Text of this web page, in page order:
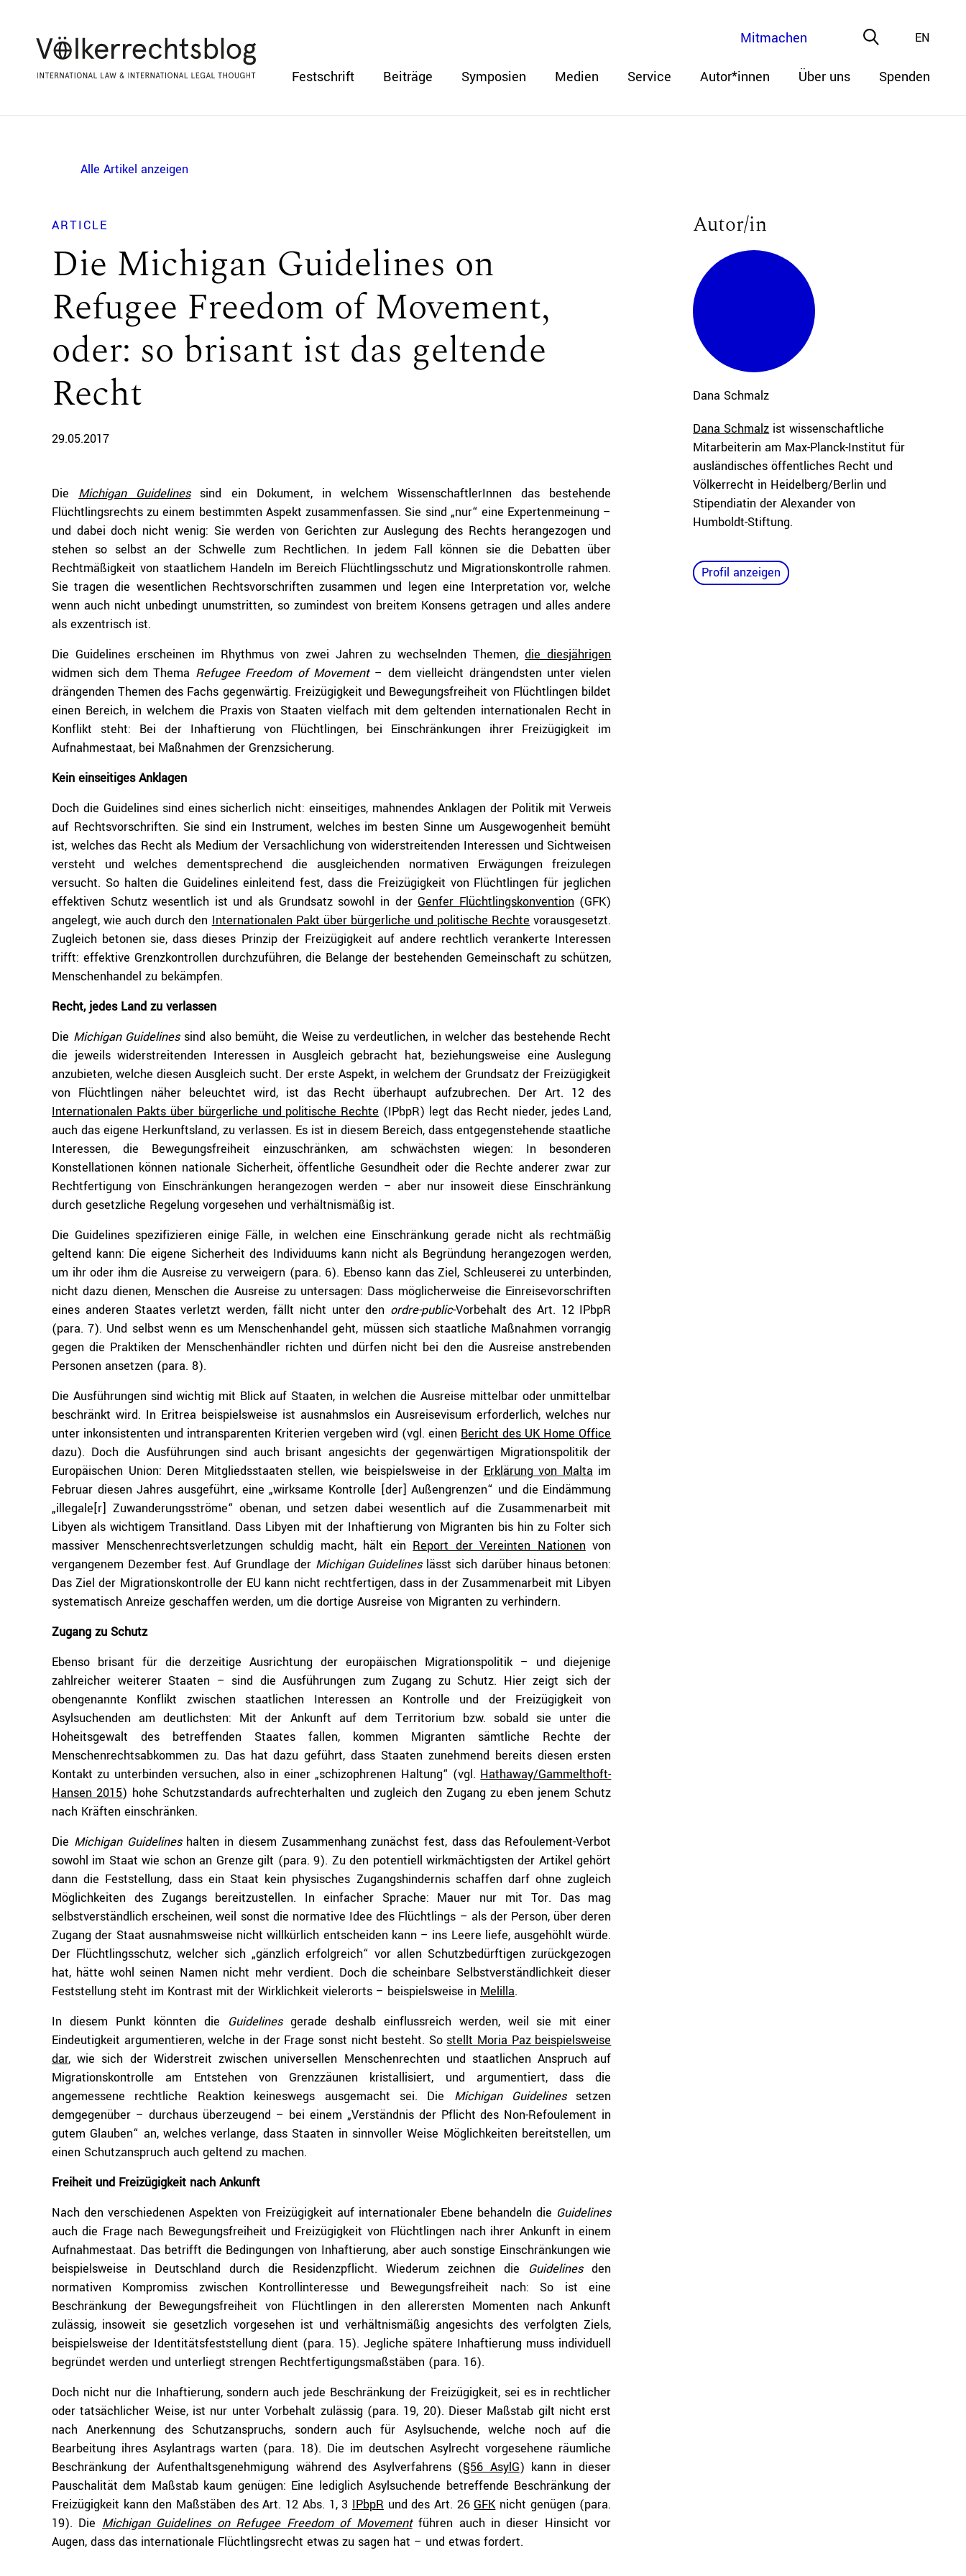
Festschrift Beiträge Symposien Medien Service Autor*innen Über uns Spenden
EN
Mitmachen
Alle Artikel anzeigen
ARTICLE
Die Michigan Guidelines on
Refugee Freedom of Movement,
oder: so brisant ist das geltende
Recht
29.05.2017
Die Michigan Guidelinessind ein Dokument, in welchem WissenschaftlerInnen das bestehende
Flüchtlingsrechts zu einem bestimmten Aspekt zusammenfassen. Sie sind „nur“ eine Expertenmeinung –
und dabei doch nicht wenig: Sie werden von Gerichten zur Auslegung des Rechts herangezogen und
stehen so selbst an der Schwelle zum Rechtlichen. In jedem Fall können sie die Debatten über
Rechtmäßigkeit von staatlichem Handeln im Bereich Flüchtlingsschutz und Migrationskontrolle rahmen.
Sie tragen die wesentlichen Rechtsvorschriften zusammen und legen eine Interpretation vor, welche
wenn auch nicht unbedingt unumstritten, so zumindest von breitem Konsens getragen und alles andere
als exzentrisch ist.
Die Guidelines erscheinen im Rhythmus von zwei Jahren zu wechselnden Themen,die diesjährigen
widmen sich dem Thema Refugee Freedom of Movement – dem vielleicht drängendsten unter vielen
drängenden Themen des Fachs gegenwärtig. Freizügigkeit und Bewegungsfreiheit von Flüchtlingen bildet
einen Bereich, in welchem die Praxis von Staaten vielfach mit dem geltenden internationalen Recht in
Konflikt steht: Bei der Inhaftierung von Flüchtlingen, bei Einschränkungen ihrer Freizügigkeit im
Aufnahmestaat, bei Maßnahmen der Grenzsicherung.
Kein einseitiges Anklagen
Doch die Guidelines sind eines sicherlich nicht: einseitiges, mahnendes Anklagen der Politik mit Verweis
auf Rechtsvorschriften. Sie sind ein Instrument, welches im besten Sinne um Ausgewogenheit bemüht
ist, welches das Recht als Medium der Versachlichung von widerstreitenden Interessen und Sichtweisen
versteht und welches dementsprechend die ausgleichenden normativen Erwägungen freizulegen
versucht. So halten die Guidelines einleitend fest, dass die Freizügigkeit von Flüchtlingen für jeglichen
effektiven Schutz wesentlich ist und als Grundsatz sowohl in der Genfer Flüchtlingskonvention (GFK)
angelegt, wie auch durch den Internationalen Pakt über bürgerliche und politische Rechte vorausgesetzt.
Zugleich betonen sie, dass dieses Prinzip der Freizügigkeit auf andere rechtlich verankerte Interessen
trifft: effektive Grenzkontrollen durchzuführen, die Belange der bestehenden Gemeinschaft zu schützen,
Menschenhandel zu bekämpfen.
Recht, jedes Land zu verlassen
Die Michigan Guidelinessind also bemüht, die Weise zu verdeutlichen, in welcher das bestehende Recht
die jeweils widerstreitenden Interessen in Ausgleich gebracht hat, beziehungsweise eine Auslegung
anzubieten, welche diesen Ausgleich sucht. Der erste Aspekt, in welchem der Grundsatz der Freizügigkeit
von Flüchtlingen näher beleuchtet wird, ist das Recht überhaupt aufzubrechen. Der Art. 12 des
Internationalen Pakts über bürgerliche und politische Rechte (IPbpR) legt das Recht nieder, jedes Land,
auch das eigene Herkunftsland, zu verlassen. Es ist in diesem Bereich, dass entgegenstehende staatliche
Interessen, die Bewegungsfreiheit einzuschränken, am schwächsten wiegen: In besonderen
Konstellationen können nationale Sicherheit, öffentliche Gesundheit oder die Rechte anderer zwar zur
Rechtfertigung von Einschränkungen herangezogen werden – aber nur insoweit diese Einschränkung
durch gesetzliche Regelung vorgesehen und verhältnismäßig ist.
Die Guidelines spezifizieren einige Fälle, in welchen eine Einschränkung gerade nicht als rechtmäßig
geltend kann: Die eigene Sicherheit des Individuums kann nicht als Begründung herangezogen werden,
um ihr oder ihm die Ausreise zu verweigern (para. 6). Ebenso kann das Ziel, Schleuserei zu unterbinden,
nicht dazu dienen, Menschen die Ausreise zu untersagen: Dass möglicherweise die Einreisevorschriften
eines anderen Staates verletzt werden, fällt nicht unter den ordre-public-Vorbehalt des Art. 12 IPbpR
(para. 7). Und selbst wenn es um Menschenhandel geht, müssen sich staatliche Maßnahmen vorrangig
gegen die Praktiken der Menschenhändler richten und dürfen nicht bei den die Ausreise anstrebenden
Personen ansetzen (para. 8).
Die Ausführungen sind wichtig mit Blick auf Staaten, in welchen die Ausreise mittelbar oder unmittelbar
beschränkt wird. In Eritrea beispielsweise ist ausnahmslos ein Ausreisevisum erforderlich, welches nur
unter inkonsistenten und intransparenten Kriterien vergeben wird (vgl. einen Bericht des UK Home Office
dazu). Doch die Ausführungen sind auch brisant angesichts der gegenwärtigen Migrationspolitik der
Europäischen Union: Deren Mitgliedsstaaten stellen, wie beispielsweise in der Erklärung von Malta im
Februar diesen Jahres ausgeführt, eine „wirksame Kontrolle [der] Außengrenzen“ und die Eindämmung
„illegale[r] Zuwanderungsströme“ obenan, und setzen dabei wesentlich auf die Zusammenarbeit mit
Libyen als wichtigem Transitland. Dass Libyen mit der Inhaftierung von Migranten bis hin zu Folter sich
massiver Menschenrechtsverletzungen schuldig macht, hält ein Report der Vereinten Nationen von
vergangenem Dezember fest. Auf Grundlage der Michigan Guidelineslässt sich darüber hinaus betonen:
Das Ziel der Migrationskontrolle der EU kann nicht rechtfertigen, dass in der Zusammenarbeit mit Libyen
systematisch Anreize geschaffen werden, um die dortige Ausreise von Migranten zu verhindern.
Zugang zu Schutz
Ebenso brisant für die derzeitige Ausrichtung der europäischen Migrationspolitik – und diejenige
zahlreicher weiterer Staaten – sind die Ausführungen zum Zugang zu Schutz. Hier zeigt sich der
obengenannte Konflikt zwischen staatlichen Interessen an Kontrolle und der Freizügigkeit von
Asylsuchenden am deutlichsten: Mit der Ankunft auf dem Territorium bzw. sobald sie unter die
Hoheitsgewalt des betreffenden Staates fallen, kommen Migranten sämtliche Rechte der
Menschenrechtsabkommen zu. Das hat dazu geführt, dass Staaten zunehmend bereits diesen ersten
Kontakt zu unterbinden versuchen, also in einer „schizophrenen Haltung“ (vgl. Hathaway/Gammelthoft-
Hansen 2015) hohe Schutzstandards aufrechterhalten und zugleich den Zugang zu eben jenem Schutz
nach Kräften einschränken.
Die Michigan Guidelineshalten in diesem Zusammenhang zunächst fest, dass das Refoulement-Verbot
sowohl im Staat wie schon an Grenze gilt (para. 9). Zu den potentiell wirkmächtigsten der Artikel gehört
dann die Feststellung, dass ein Staat kein physisches Zugangshindernis schaffen darf ohne zugleich
Möglichkeiten des Zugangs bereitzustellen. In einfacher Sprache: Mauer nur mit Tor. Das mag
selbstverständlich erscheinen, weil sonst die normative Idee des Flüchtlings – als der Person, über deren
Zugang der Staat ausnahmsweise nicht willkürlich entscheiden kann – ins Leere liefe, ausgehöhlt würde.
Der Flüchtlingsschutz, welcher sich „gänzlich erfolgreich“ vor allen Schutzbedürftigen zurückgezogen
hat, hätte wohl seinen Namen nicht mehr verdient. Doch die scheinbare Selbstverständlichkeit dieser
Feststellung steht im Kontrast mit der Wirklichkeit vielerorts – beispielsweise in Melilla.
In diesem Punkt könnten die Guidelines gerade deshalb einflussreich werden, weil sie mit einer
Eindeutigkeit argumentieren, welche in der Frage sonst nicht besteht. So stellt Moria Paz beispielsweise
dar, wie sich der Widerstreit zwischen universellen Menschenrechten und staatlichen Anspruch auf
Migrationskontrolle am Entstehen von Grenzzäunen kristallisiert, und argumentiert, dass die
angemessene rechtliche Reaktion keineswegs ausgemacht sei. Die Michigan Guidelinessetzen
demgegenüber – durchaus überzeugend – bei einem „Verständnis der Pflicht des Non-Refoulement in
gutem Glauben“ an, welches verlange, dass Staaten in sinnvoller Weise Möglichkeiten bereitstellen, um
einen Schutzanspruch auch geltend zu machen.
Freiheit und Freizügigkeit nach Ankunft
Nach den verschiedenen Aspekten von Freizügigkeit auf internationaler Ebene behandeln die Guidelines
auch die Frage nach Bewegungsfreiheit und Freizügigkeit von Flüchtlingen nach ihrer Ankunft in einem
Aufnahmestaat. Das betrifft die Bedingungen von Inhaftierung, aber auch sonstige Einschränkungen wie
beispielsweise in Deutschland durch die Residenzpflicht. Wiederum zeichnen die Guidelinesden
normativen Kompromiss zwischen Kontrollinteresse und Bewegungsfreiheit nach: So ist eine
Beschränkung der Bewegungsfreiheit von Flüchtlingen in den allerersten Momenten nach Ankunft
zulässig, insoweit sie gesetzlich vorgesehen ist und verhältnismäßig angesichts des verfolgten Ziels,
beispielsweise der Identitätsfeststellung dient (para. 15). Jegliche spätere Inhaftierung muss individuell
begründet werden und unterliegt strengen Rechtfertigungsmaßstäben (para. 16).
Doch nicht nur die Inhaftierung, sondern auch jede Beschränkung der Freizügigkeit, sei es in rechtlicher
oder tatsächlicher Weise, ist nur unter Vorbehalt zulässig (para. 19, 20). Dieser Maßstab gilt nicht erst
nach Anerkennung des Schutzanspruchs, sondern auch für Asylsuchende, welche noch auf die
Bearbeitung ihres Asylantrags warten (para. 18). Die im deutschen Asylrecht vorgesehene räumliche
Beschränkung der Aufenthaltsgenehmigung während des Asylverfahrens (§56 AsylG) kann in dieser
Pauschalität dem Maßstab kaum genügen: Eine lediglich Asylsuchende betreffende Beschränkung der
Freizügigkeit kann den Maßstäben des Art. 12 Abs. 1, 3 IPbpR und des Art. 26 GFKnicht genügen (para.
19). Die Michigan Guidelines on Refugee Freedom of Movementführen auch in dieser Hinsicht vor
Augen, dass das internationale Flüchtlingsrecht etwas zu sagen hat – und etwas fordert.
Autor/in
Dana Schmalz
Dana Schmalz ist wissenschaftliche
Mitarbeiterin am Max-Planck-Institut für
ausländisches öffentliches Recht und
Völkerrecht in Heidelberg/Berlin und
Stipendiatin der Alexander von
Humboldt-Stiftung.
Profil anzeigen